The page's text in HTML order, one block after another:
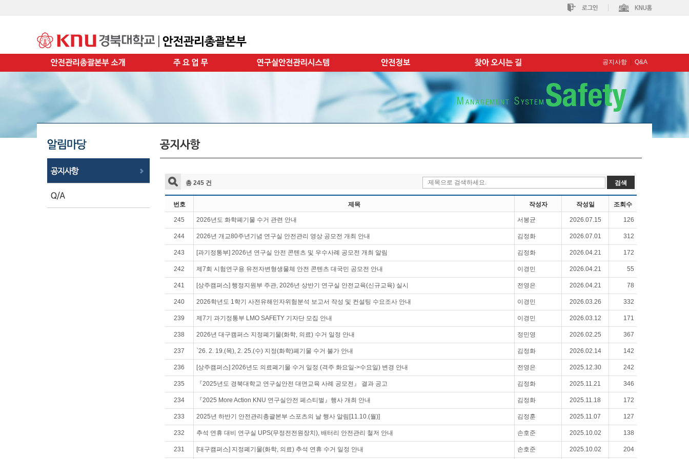
공지사항 Q&A
총 245 건
번호 제목 작성자 작성일 조회수
245 2026년도 화학폐기물 수거 관련 안내 서봉균 2026.07.15 126
244 2026년 개교80주년기념 연구실 안전관리 영상 공모전 개최 안내 김정화 2026.07.01 312
243 [과기정통부] 2026년 연구실 안전 콘텐츠 및 우수사례 공모전 개최 알림 김정화 2026.04.21 172
242 제7회 시험연구용 유전자변형생물체 안전 콘텐츠 대국민 공모전 안내 이경민 2026.04.21 55
241 [상주캠퍼스] 행정지원부 주관, 2026년 상반기 연구실 안전교육(신규교육) 실시 전영은 2026.04.21 78
240 2026학년도 1학기 사전유해인자위험분석 보고서 작성 및 컨설팅 수요조사 안내 이경민 2026.03.26 332
239 제7기 과기정통부 LMO SAFETY 기자단 모집 안내 이경민 2026.03.12 171
238 2026년 대구캠퍼스 지정폐기물(화학, 의료) 수거 일정 안내 정민영 2026.02.25 367
237 `26. 2. 19.(목), 2. 25.(수) 지정(화학)폐기물 수거 불가 안내 김정화 2026.02.14 142
236 [상주캠퍼스] 2026년도 의료폐기물 수거 일정 (격주 화요일->수요일) 변경 안내 전영은 2025.12.30 242
235 『2025년도 경북대학교 연구실안전 대면교육 사례 공모전』 결과 공고 김정화 2025.11.21 346
234 『2025 More Action KNU 연구실안전 페스티벌』행사 개최 안내 김정화 2025.11.18 172
233 2025년 하반기 안전관리총괄본부 스포츠의 날 행사 알림[11.10.(월)] 김정훈 2025.11.07 127
232 추석 연휴 대비 연구실 UPS(무정전전원장치), 배터리 안전관리 철저 안내 손호준 2025.10.02 138
231 [대구캠퍼스] 지정폐기물(화학, 의료) 추석 연휴 수거 일정 안내 손호준 2025.10.02 204